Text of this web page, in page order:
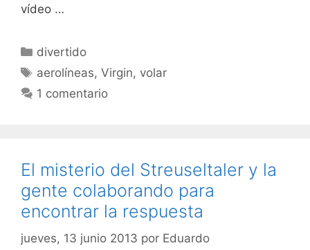
vídeo …
Categorías
divertido
Etiquetas
aerolíneas,Virgin, volar
1 comentario
El misterio del Streuseltaler y la
gente colaborando para
encontrar la respuesta
jueves, 13 junio 2013 por Eduardo